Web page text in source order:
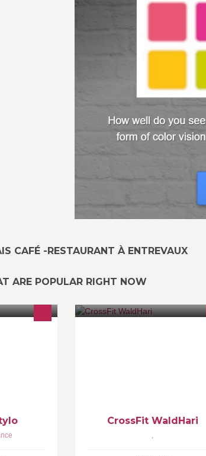
CAFÉ -RESTAURANT À ENTREVAUX
ARE POPULAR RIGHT NOW
CrossFit WaldHari
,